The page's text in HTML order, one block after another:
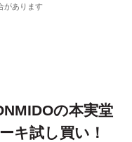
があります
の本実堂
キ試し買い！